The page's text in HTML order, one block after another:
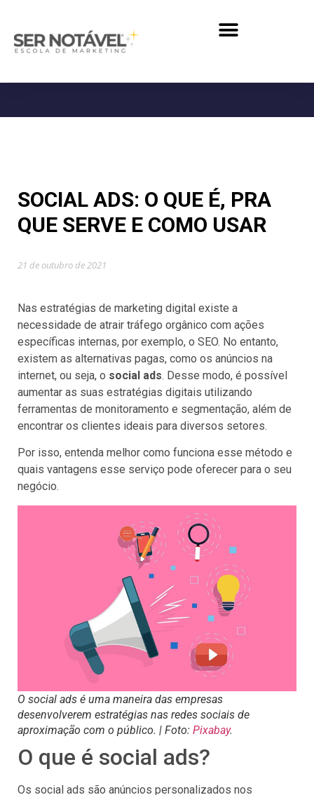
SOCIAL ADS: O QUE É, PRA
QUE SERVE E COMO USAR
21 de outubro de 2021
Nas estratégias de marketing digital existe a
necessidade de atrair tráfego orgânico com ações
específicas internas, por exemplo, o SEO. No entanto,
existem as alternativas pagas, como os anúncios na
internet, ou seja, o social ads. Desse modo, é possível
aumentar as suas estratégias digitais utilizando
ferramentas de monitoramento e segmentação, além de
encontrar os clientes ideais para diversos setores.
Por isso, entenda melhor como funciona esse método e
quais vantagens esse serviço pode oferecer para o seu
negócio.
O social ads é uma maneira das empresas
desenvolverem estratégias nas redes sociais de
aproximação com o público. | Foto: Pixabay.
O que é social ads?
Os social ads são anúncios personalizados nos